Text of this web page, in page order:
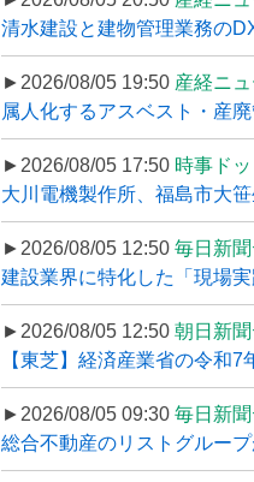
清水建設と建物管理業務の
►2026/08/05 19:50 産経ニ
属人化するアスベスト・産
►2026/08/05 17:50 時事ド
大川電機製作所、福島市大
►2026/08/05 12:50 毎日新
建設業界に特化した「現場
►2026/08/05 12:50 朝日新
【東芝】経済産業省の令和
►2026/08/05 09:30 毎日新
総合不動産のリストグルー